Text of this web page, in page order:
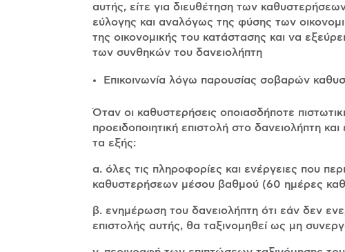
αυτής, είτε για διευθέτηση των
εύλογης και αναλόγως της φύσης των
της οικονομικής του κατάστασης και να
των συνθηκών του δανειολήπτη
Επικοινωνία λόγω παρουσίας σοβαρών
Όταν οι καθυστερήσεις οποιασδήποτε
προειδοποιητική επιστολή στο δανειολήπτη
τα εξής:
α. όλες τις πληροφορίες και ενέργειες που
καθυστερήσεων μέσου βαθμού (60 ημέρες
β. ενημέρωση του δανειολήπτη ότι εάν δεν
επιστολής αυτής, θα ταξινομηθεί ως μη